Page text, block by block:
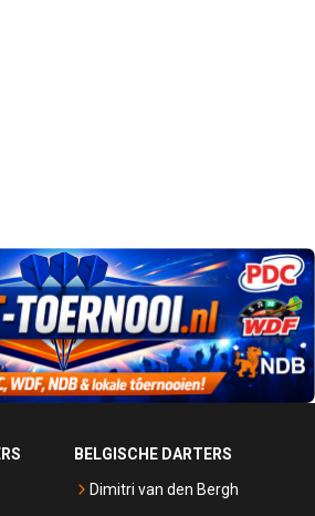
BELGISCHE DARTERS
Dimitri van den Bergh